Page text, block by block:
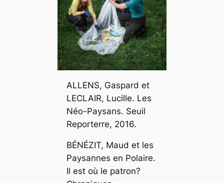
ALLENS, Gaspard et
LECLAIR, Lucille. Les
Néo-Paysans. Seuil
Reporterre, 2016.
BÉNÉZIT, Maud et les
Paysannes en Polaire.
Il est où le patron?